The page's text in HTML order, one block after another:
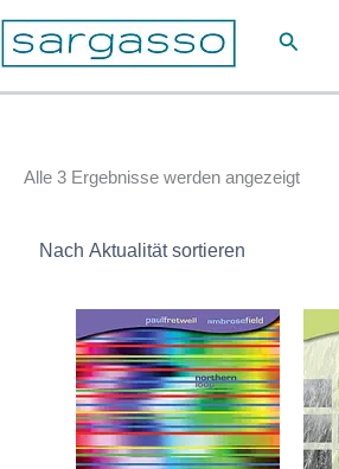
Inhalt
springen
Suchen
Alle 3 Ergebnisse werden angezeigtNach